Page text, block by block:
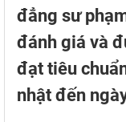
đẳng sư
đánh giá và
đạt tiêu
nhật đến